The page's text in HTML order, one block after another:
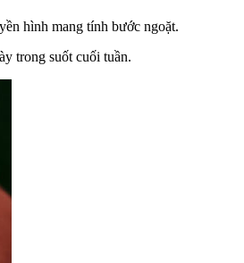
hình mang tính bước ngoặt.
trong suốt cuối tuần.